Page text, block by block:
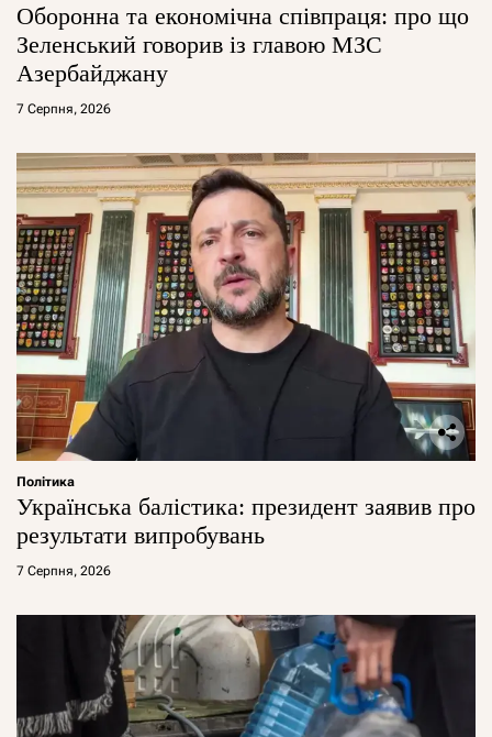
Оборонна та економічна співпраця: про що
Зеленський говорив із главою МЗС
Азербайджану
7 Серпня, 2026
Політика
Українська балістика: президент заявив про
результати випробувань
7 Серпня, 2026